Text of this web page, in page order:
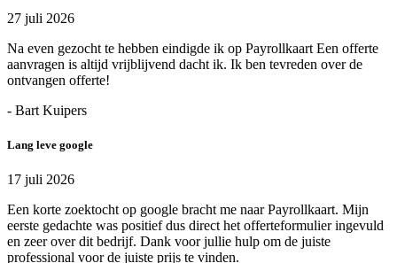
27 juli 2026
Na even gezocht te hebben eindigde ik op Payrollkaart Een offerte
aanvragen is altijd vrijblijvend dacht ik. Ik ben tevreden over de
ontvangen offerte!
- Bart Kuipers
Lang leve google
17 juli 2026
Een korte zoektocht op google bracht me naar Payrollkaart. Mijn
eerste gedachte was positief dus direct het offerteformulier ingevuld
en zeer over dit bedrijf. Dank voor jullie hulp om de juiste
professional voor de juiste prijs te vinden.